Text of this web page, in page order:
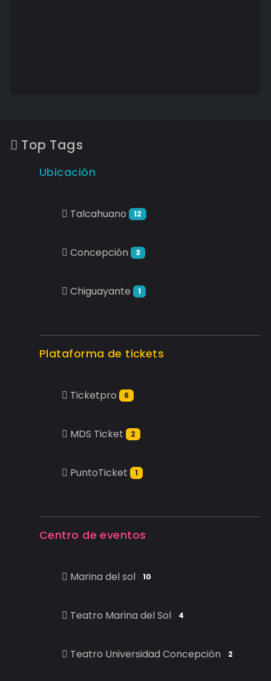
Top Tags
Ubicación
Talcahuano 12
Concepción 3
Chiguayante 1
Plataforma de tickets
Ticketpro 6
MDS Ticket 2
PuntoTicket 1
Centro de eventos
Marina del sol 10
Teatro Marina del Sol 4
Teatro Universidad Concepción 2